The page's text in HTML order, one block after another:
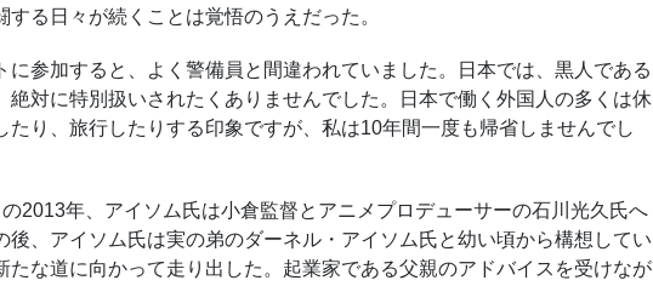
る日々が続くことは覚悟のうえだった。
参加すると、よく警備員と間違われていました。日本では、黒人である
絶対に特別扱いされたくありませんでした。日本で働く外国人の多くは休
たり、旅行したりする印象ですが、私は10年間一度も帰省しませんでし
2013年、アイソム氏は小倉監督とアニメプロデューサーの石川光久氏へ
後、アイソム氏は実の弟のダーネル・アイソム氏と幼い頃から構想してい
たな道に向かって走り出した。起業家である父親のアドバイスを受けなが